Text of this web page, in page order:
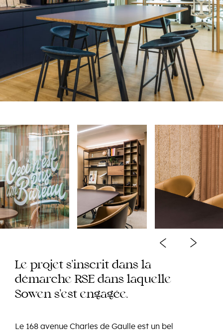
Le projet s’inscrit dans la
démarche RSE dans laquelle
Sowen s’est engagée.
Le 168 avenue Charles de Gaulle est un bel